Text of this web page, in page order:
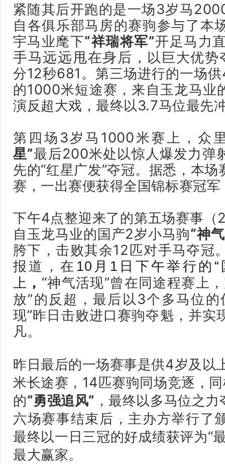
紧随其后开跑的是一场3岁马
自各俱乐部马房的赛驹参与了本
宇马业麾下“祥瑞将军”开足马力
手马远远甩在身后， 以巨大优势
分12秒681。第三场进行的一场
的1000米短途赛，来自玉龙马业
演反超大戏，最终以3.7马位最先
第四场3岁马1000米赛上，众
星”最后200米处以惊人爆发力弹
先的“红星广发”夺冠。据悉，本
赛，一出赛便获得全国锦标赛冠
下午4点整迎来了的第五场赛事（
自玉龙马业的国产2岁小马驹“神
胯下，击败其余12匹对手马夺冠
报道，在 10月1日下午举行的“
上 ， “神气活现”曾在同途程赛上
放”的反超，最后以3个多马位
现”昨日击败进口赛驹夺魁 ，并实
凡。
昨日最后的一场赛事是供4岁及以
米长途赛，14匹赛驹同场竞逐，
的“勇强追风” ，最终以多马位之
六场赛事结束后，主办方举行了
最终以一日三冠的好成绩获评为“
最大赢家。